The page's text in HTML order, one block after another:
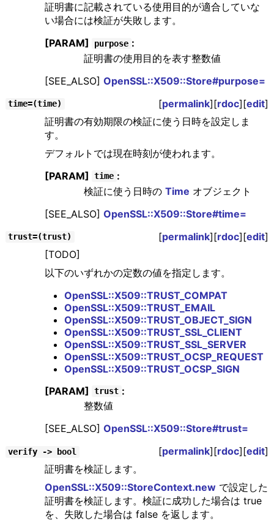
証明書に記載されている使用目的が適合していな
い場合には検証が失敗します。
[PARAM]
purpose :
証明書の使用目的を表す整数値
[SEE_ALSO] OpenSSL::X509::Store#purpose=
time=(time) [permalink][rdoc][edit]
証明書の有効期限の検証に使う日時を設定しま
す。
デフォルトでは現在時刻が使われます。
[PARAM]
time :
検証に使う日時の Time オブジェクト
[SEE_ALSO] OpenSSL::X509::Store#time=
trust=(trust) [permalink][rdoc][edit]
[TODO]
以下のいずれかの定数の値を指定します。
OpenSSL::X509::TRUST_COMPAT
OpenSSL::X509::TRUST_EMAIL
OpenSSL::X509::TRUST_OBJECT_SIGN
OpenSSL::X509::TRUST_SSL_CLIENT
OpenSSL::X509::TRUST_SSL_SERVER
OpenSSL::X509::TRUST_OCSP_REQUEST
OpenSSL::X509::TRUST_OCSP_SIGN
[PARAM]
trust :
整数値
[SEE_ALSO] OpenSSL::X509::Store#trust=
verify -> bool [permalink][rdoc][edit]
証明書を検証します。
OpenSSL::X509::StoreContext.newで設定した
証明書を検証します。検証に成功した場合は true
を、失敗した場合は false を返します。